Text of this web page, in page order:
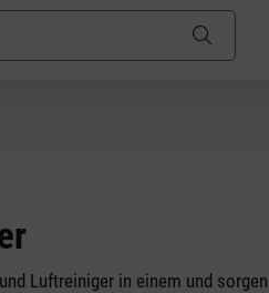
Luftreiniger in einem und